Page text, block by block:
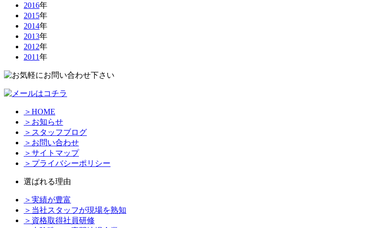
2016年
2015年
2014年
2013年
2012年
2011年
＞HOME
＞お知らせ
＞スタッフブログ
＞お問い合わせ
＞サイトマップ
＞プライバシーポリシー
選ばれる理由
＞実績が豊富
＞当社スタッフが現場を熟知
＞資格取得社員研修